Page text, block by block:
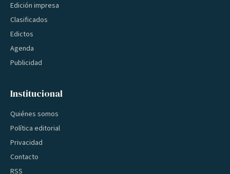
Edición impresa
Clasificados
Edictos
Agenda
Publicidad
Institucional
Quiénes somos
Política editorial
Privacidad
Contacto
RSS